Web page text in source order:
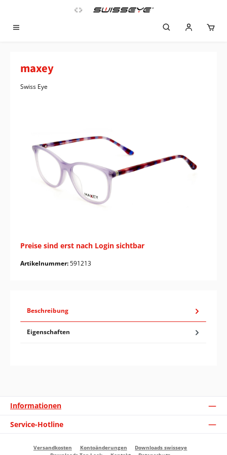
Zum Hauptinhalt springen
maxey
Swiss Eye
Preise sind erst nach Login sichtbar
Artikelnummer:591213
Beschreibung
Eigenschaften
Informationen
Service-Hotline
Versandkosten Kontoänderungen
Downloads swisseye